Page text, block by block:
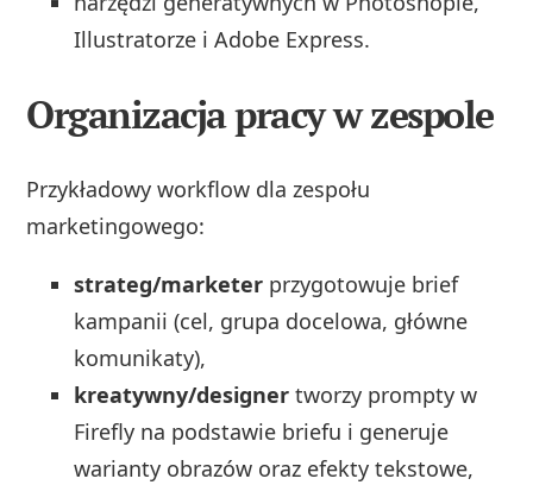
Illustratorze i Adobe Express.
Organizacja pracy w zespole
Przykładowy workflow dla zespołu
marketingowego:
strateg/marketer przygotowuje brief
kampanii (cel, grupa docelowa, główne
komunikaty),
kreatywny/designer tworzy prompty w
Firefly na podstawie briefu i generuje
warianty obrazów oraz efekty tekstowe,